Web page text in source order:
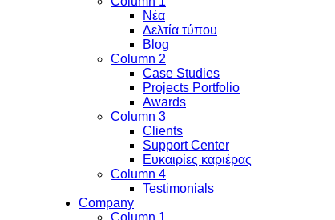
Νέα
Δελτία τύπου
Blog
Column 2
Case Studies
Projects Portfolio
Awards
Column 3
Clients
Support Center
Ευκαιρίες καριέρας
Column 4
Testimonials
Company
Column 1